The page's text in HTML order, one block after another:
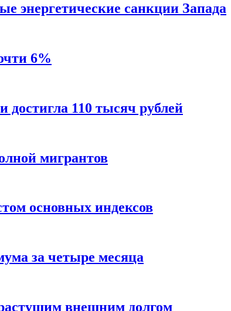
энергетические санкции Запада
6%
достигла 110 тысяч рублей
мигрантов
основных индексов
за четыре месяца
внешним долгом